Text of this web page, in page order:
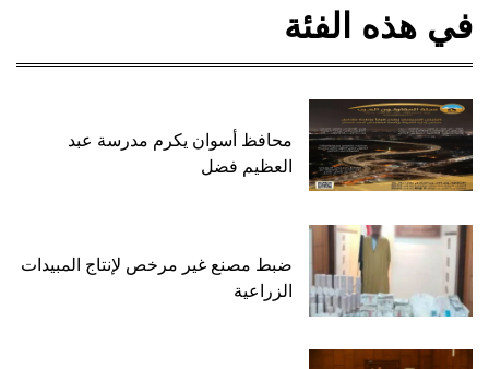
في هذه الفئة
محافظ أسوان يكرم مدرسة عبد
العظيم فضل
ضبط مصنع غير مرخص لإنتاج المبيدات
الزراعية